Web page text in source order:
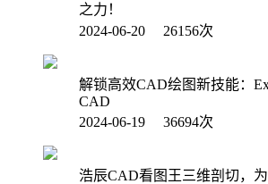
之力！
2024-06-20 26156次
解锁高效CAD绘图新技能：
CAD
2024-06-19 36694次
浩辰CAD看图王三维剖切，